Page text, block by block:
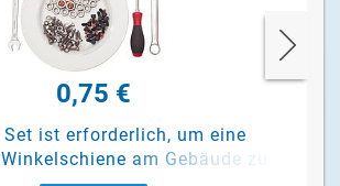
0,75 €
Set ist erforderlich, um eine
am Gebäude zu